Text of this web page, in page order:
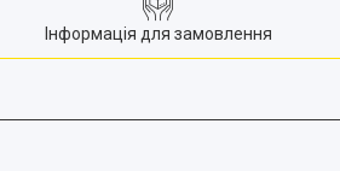
Інформація для замовлення